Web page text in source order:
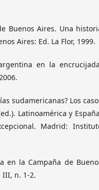
Buenos Aires. Una
Aires: Ed. La Flor, 1999.
en la
sudamericanas? Los
Latinoamérica y
Madrid:
en la Campaña de
III, n. 1-2.